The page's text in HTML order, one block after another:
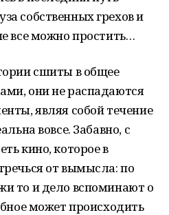
собственных грехов и
все можно простить…
сшиты в общее
они не распадаются
являя собой течение
вовсе. Забавно, с
кино, которое в
от вымысла: по
то и дело вспоминают о
может происходить